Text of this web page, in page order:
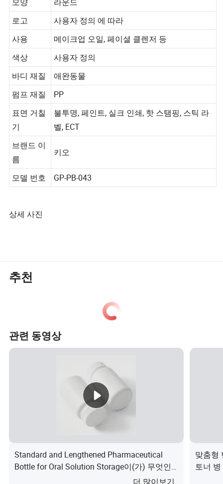
모양 라운드
로고
사용자 정의 에 따라
사용
메이크업 오일, 페이셜 클렌저 등
색상
사용자 정의
바디 재질
애완동물
펌프 재질
PP
표면 거칠
기
불투명, 페인트, 실크 인쇄, 핫 스탬핑, 스틱 라
벨, ECT
브랜드 이
름
모델 번호 GP-PB-043
상세 사진
추천
관련 동영상
Standard and Lengthened Pharmaceutical
Bottle for Oral Solution Storage이(가) 무엇인
더 많이보기
맞춤형
토너